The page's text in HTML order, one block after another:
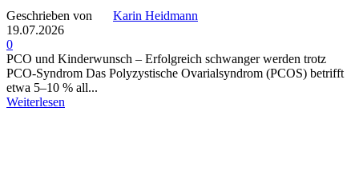
Geschrieben von
Karin Heidmann
19.07.2026
0
PCO und Kinderwunsch – Erfolgreich schwanger werden trotz
PCO-Syndrom Das Polyzystische Ovarialsyndrom (PCOS) betrifft
etwa 5–10 % all...
Weiterlesen